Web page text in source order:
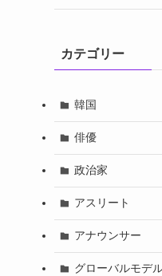
カテゴリー
韓国
俳優
政治家
アスリート
アナウンサー
グローバルモデ